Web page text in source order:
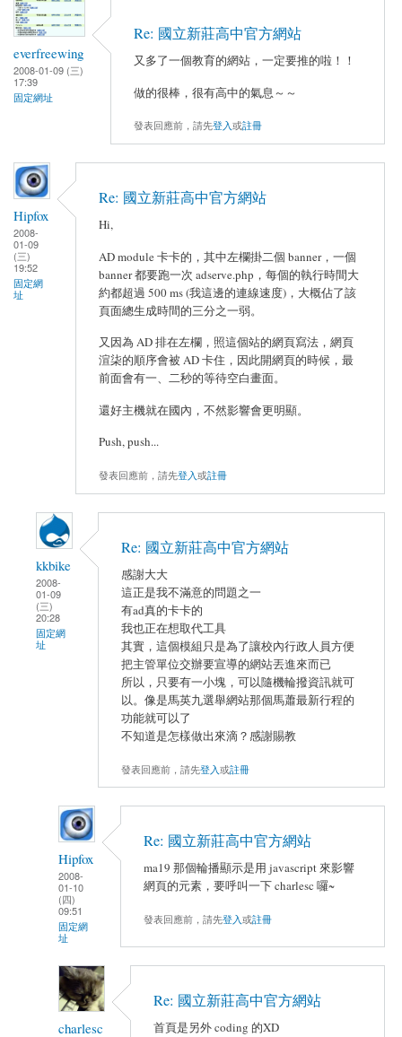
everfreewing
2008-01-09 (三)
17:39
固定網址
Re: 國立新莊高中官方網站
又多了一個教育的網站，一定要推的啦！！
做的很棒，很有高中的氣息～～
發表回應前，請先登入或註冊
Hipfox
2008-
01-09
(三)
19:52
固定網
址
Re: 國立新莊高中官方網站
Hi,
AD module 卡卡的，其中左欄掛二個 banner，一個
banner 都要跑一次 adserve.php，每個的執行時間大
約都超過 500 ms (我這邊的連線速度)，大概佔了該
頁面總生成時間的三分之一弱。
又因為 AD 排在左欄，照這個站的網頁寫法，網頁
渲柒的順序會被 AD 卡住，因此開網頁的時候，最
前面會有一、二秒的等待空白畫面。
還好主機就在國內，不然影響會更明顯。
Push, push...
發表回應前，請先登入或註冊
kkbike
2008-
01-09
(三)
20:28
固定網
址
Re: 國立新莊高中官方網站
感謝大大
這正是我不滿意的問題之一
有ad真的卡卡的
我也正在想取代工具
其實，這個模組只是為了讓校內行政人員方便
把主管單位交辦要宣導的網站丟進來而已
所以，只要有一小塊，可以隨機輪撥資訊就可
以。像是馬英九選舉網站那個馬蕭最新行程的
功能就可以了
不知道是怎樣做出來滴？感謝賜教
發表回應前，請先登入或註冊
Hipfox
2008-
01-10
(四)
09:51
固定網
址
Re: 國立新莊高中官方網站
ma19 那個輪播顯示是用 javascript 來影響
網頁的元素，要呼叫一下 charlesc 囉~
發表回應前，請先登入或註冊
charlesc
Re: 國立新莊高中官方網站
首頁是另外 coding 的XD